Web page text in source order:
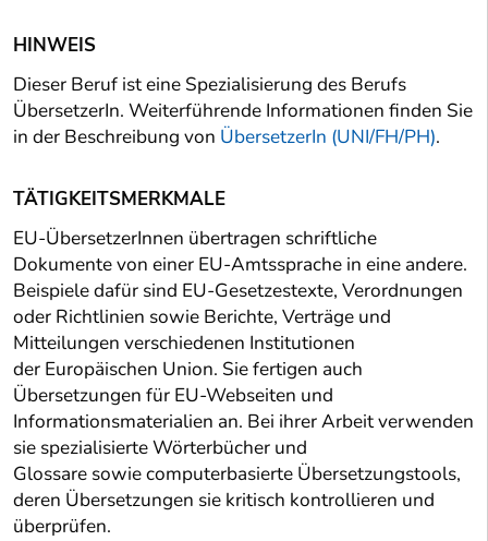
HINWEIS
Dieser Beruf ist eine Spezialisierung des Berufs
ÜbersetzerIn. Weiterführende Informationen finden Sie
in der Beschreibung von ÜbersetzerIn (UNI/FH/PH).
TÄTIGKEITSMERKMALE
EU-ÜbersetzerInnen übertragen schriftliche
Dokumente von einer EU-Amtssprache in eine andere.
Beispiele dafür sind EU-Gesetzestexte, Verordnungen
oder Richtlinien sowie Berichte, Verträge und
Mitteilungen verschiedenen Institutionen
der Europäischen Union. Sie fertigen auch
Übersetzungen für EU-Webseiten und
Informationsmaterialien an. Bei ihrer Arbeit verwenden
sie spezialisierte Wörterbücher und
Glossare sowie computerbasierte Übersetzungstools,
deren Übersetzungen sie kritisch kontrollieren und
überprüfen.